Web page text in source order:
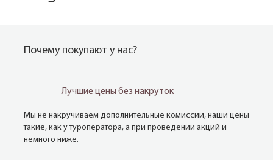
Почему покупают у нас?
Лучшие цены без накруток
Мы не накручиваем дополнительные комиссии, наши цены
такие, как у туроператора, а при проведении акций и
немного ниже.